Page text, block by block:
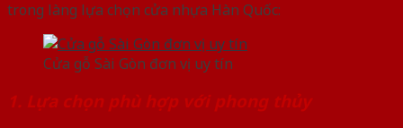
trong làng lựa chọn cửa nhựa Hàn Quốc:
Cửa gỗ Sài Gòn đơn vị uy tín
1. Lựa chọn phù hợp với phong thủy